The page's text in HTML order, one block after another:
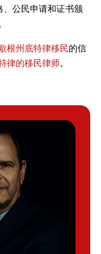
公民申请和证书颁
根州底特律移民的信
律的移民律师。